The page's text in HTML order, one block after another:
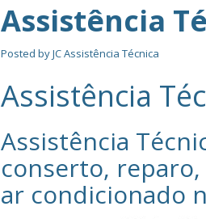
Assistência
Posted byJC Assistência Técnica
Assistência
Assistência
conserto,
ar condicionado